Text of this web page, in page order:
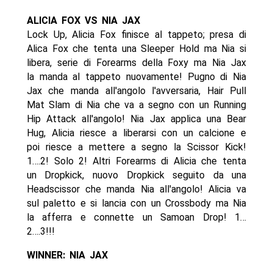
ALICIA FOX VS NIA JAX
Lock Up, Alicia Fox finisce al tappeto; presa di
Alica Fox che tenta una Sleeper Hold ma Nia si
libera, serie di Forearms della Foxy ma Nia Jax
la manda al tappeto nuovamente! Pugno di Nia
Jax che manda all'angolo l'avversaria, Hair Pull
Mat Slam di Nia che va a segno con un Running
Hip Attack all'angolo! Nia Jax applica una Bear
Hug, Alicia riesce a liberarsi con un calcione e
poi riesce a mettere a segno la Scissor Kick!
1….2! Solo 2! Altri Forearms di Alicia che tenta
un Dropkick, nuovo Dropkick seguito da una
Headscissor che manda Nia all'angolo! Alicia va
sul paletto e si lancia con un Crossbody ma Nia
la afferra e connette un Samoan Drop! 1…
2….3!!!
WINNER: NIA JAX